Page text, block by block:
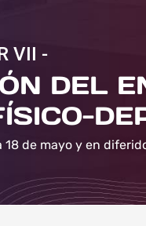
VII -
DEL
de mayo y en